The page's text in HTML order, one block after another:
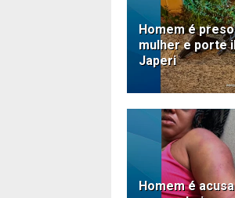
Homem é
mulher e porte
Japeri
Homem é